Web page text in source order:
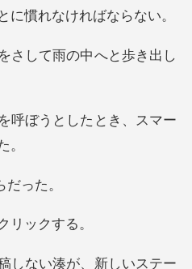
に慣れな
さして雨
呼ぼうとしたとき、スマー
しない湊が、新しいス